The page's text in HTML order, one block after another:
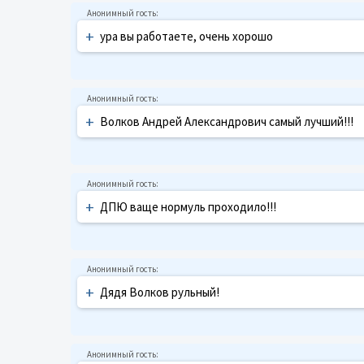
+ ура вы работаете, очень хорошо
+ Волков Андрей Александрович самый лучший!!!
+ ДПЮ ваще нормуль проходило!!!
+ Дядя Волков рульный!